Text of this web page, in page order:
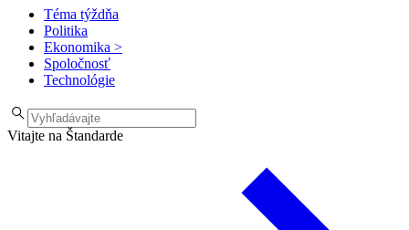
Téma týždňa
Politika
Ekonomika >
Spoločnosť
Technológie
Vitajte na Štandarde